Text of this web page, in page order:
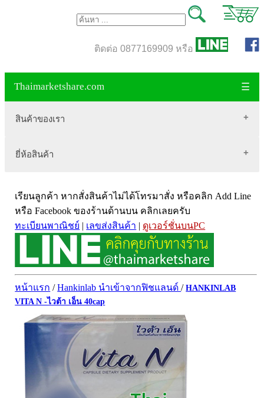
ติดต่อ 0877169909 หรือ
Thaimarketshare.com ☰
สินค้าของเรา
สินค้าขายดี
สมุนไพรไทย
เครื่องดื่มกาแฟ
น้ำหนัก
ขนาด อกสตรี
ผิวพรรณ-กลูต้า
ริ้วรอย
แผลเป็น หลุมสิว
สิวอุดตันหน้ามัน
ครีมกันแดด ปัญหาฝ้า กระ
ครีมหน้าใส
สุดฮิต เกาหลี
สุดฮิต ญี่ปุ่น
ยี่ห้อสินค้า
Biogrow
Blackmores
VitaHealth
Mega we care
Vistra วิสทร้า
DQ Primary Care
Maxxlife WellGate
SpringMate
Vitamate
Nature's Bounty
Glutapung
Naturbiotic
เรียนลูกค้า หากสั่งสินค้าไม่ได้โทรมาสั่ง หรือคลิก Add Line
หรือ Facebook ของร้านด้านบน คลิกเลยครับ
ทะเบียนพาณิชย์ | เลขส่งสินค้า | ดูเวอร์ชั่นบนPC
หน้าแรก /Hankinlab นำเข้าจากฟิชแลนด์/HANKINLAB
VITA N -ไวต้า เอ็น 40cap